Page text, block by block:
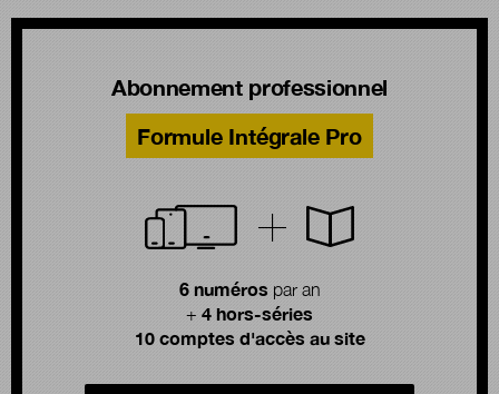
Abonnement professionnel
Formule Intégrale Pro
6 numéros par an
+ 4 hors-séries
10 comptes d'accès au site